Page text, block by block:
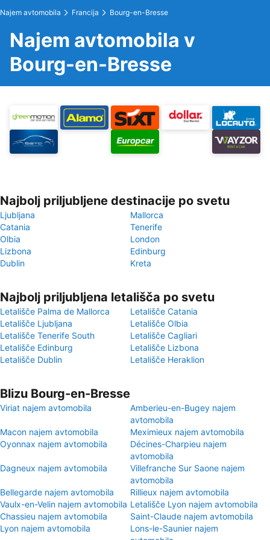
Najem avtomobila Francija Bourg-en-Bresse
Najem avtomobila v
Bourg-en-Bresse
Najbolj priljubljene destinacije po svetu
Ljubljana
Mallorca
Catania
Tenerife
Olbia
London
Lizbona
Edinburg
Dublin
Kreta
Najbolj priljubljena letališča po svetu
Letališče Palma de Mallorca
Letališče Catania
Letališče Ljubljana
Letališče Olbia
Letališče Tenerife South
Letališče Cagliari
Letališče Edinburg
Letališče Lizbona
Letališče Dublin
Letališče Heraklion
Blizu Bourg-en-Bresse
Viriat najem avtomobila
Amberieu-en-Bugey najem
avtomobila
Macon najem avtomobila
Meximieux najem avtomobila
Oyonnax najem avtomobila
Décines-Charpieu najem
avtomobila
Dagneux najem avtomobila
Villefranche Sur Saone najem
avtomobila
Bellegarde najem avtomobila
Rillieux najem avtomobila
Vaulx-en-Velin najem avtomobila Letališče Lyon najem avtomobila
Chassieu najem avtomobila
Saint-Claude najem avtomobila
Lyon najem avtomobila
Lons-le-Saunier najem